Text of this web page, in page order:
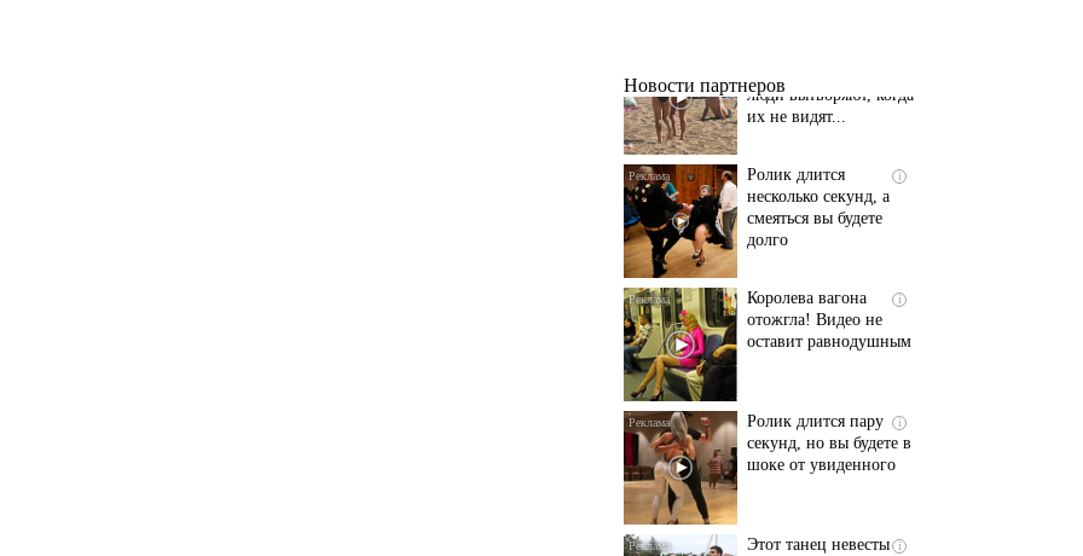
Новости партнеров
i
Ролик длится
несколько секунд, а
долго
Королева вагона
отожгла! Видео не
Ролик длится пару
Этот танец невесты